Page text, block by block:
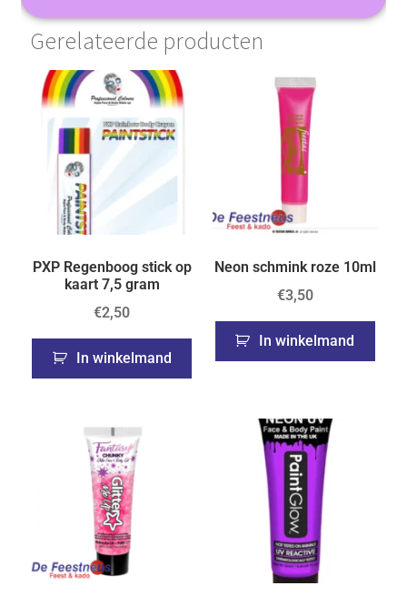
Gerelateerde producten
PXP Regenboog stick op
kaart 7,5 gram
€2,50
In winkelmand
Neon schmink roze 10ml
€3,50
In winkelmand